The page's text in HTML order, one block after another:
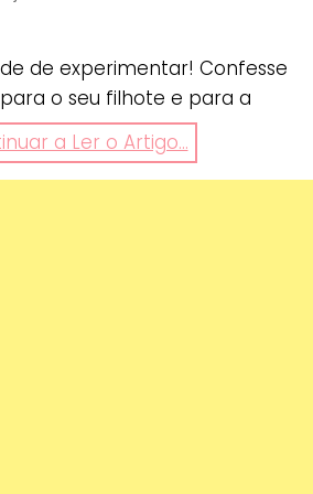
de experimentar! Confesse
o seu filhote e para a
AFV/videos/
a Ler o Artigo...